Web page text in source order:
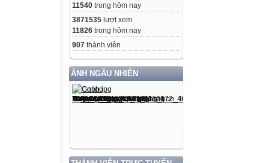
11540 trong hôm nay
3871535 lượt xem
11826 trong hôm nay
907 thành viên
ẢNH NGẪU NHIÊN